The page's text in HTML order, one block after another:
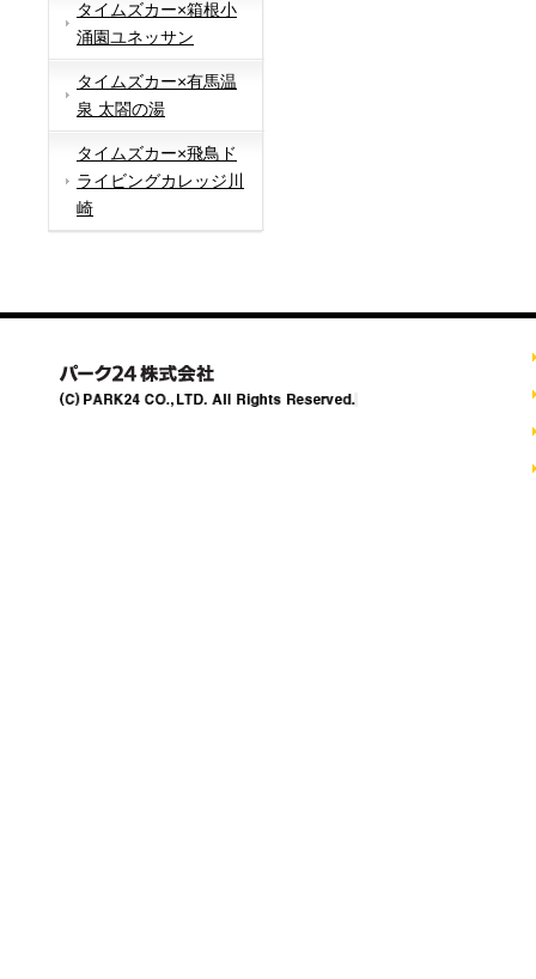
タイムズカー×箱根小
涌園ユネッサン
タイムズカー×有馬温
泉 太閤の湯
タイムズカー×飛鳥ド
ライビングカレッジ川
崎